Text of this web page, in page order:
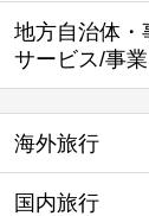
地方自治体・
サービス/事業
海外旅行
国内旅行